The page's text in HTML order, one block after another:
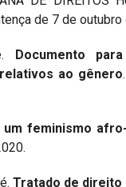
de 7 de outubro
Documento
ao gênero
um feminismo
Tratado de